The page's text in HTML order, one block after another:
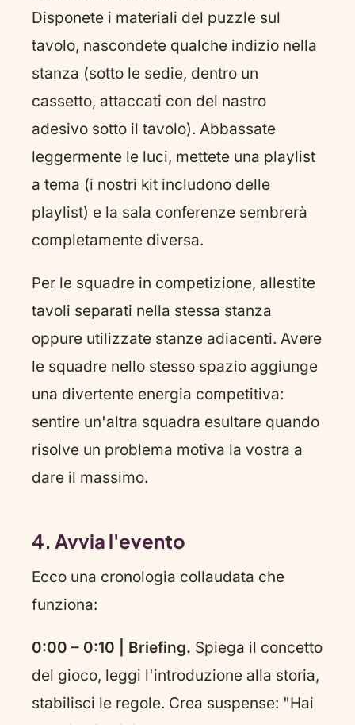
Disponete i materiali del puzzle sul
tavolo, nascondete qualche indizio nella
stanza (sotto le sedie, dentro un
cassetto, attaccati con del nastro
adesivo sotto il tavolo). Abbassate
leggermente le luci, mettete una playlist
a tema (i nostri kit includono delle
playlist) e la sala conferenze sembrerà
completamente diversa.
Per le squadre in competizione, allestite
tavoli separati nella stessa stanza
oppure utilizzate stanze adiacenti. Avere
le squadre nello stesso spazio aggiunge
una divertente energia competitiva:
sentire un'altra squadra esultare quando
risolve un problema motiva la vostra a
dare il massimo.
4. Avvia l'evento
Ecco una cronologia collaudata che
funziona:
0:00 – 0:10 | Briefing. Spiega il concetto
del gioco, leggi l'introduzione alla storia,
stabilisci le regole. Crea suspense: "Hai